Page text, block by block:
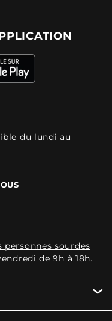
du lundi au
sourdes
de 9h à 18h.